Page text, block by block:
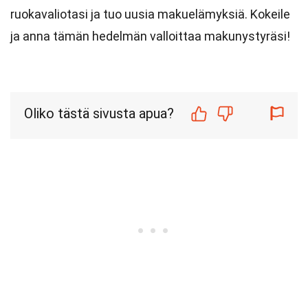
ruokavaliotasi ja tuo uusia makuelämyksiä. Kokeile
ja anna tämän hedelmän valloittaa makunystyräsi!
Oliko tästä sivusta apua?